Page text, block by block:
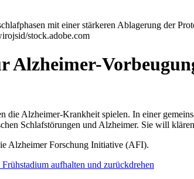
mit einer stärkeren Ablagerung der
stock.adobe.com
Alzheimer-
die Alzheimer-Krankheit spielen. In einer
Schlafstörungen und Alzheimer. Sie will
Alzheimer Forschung Initiative (AFI).
aufhalten und zurückdrehen